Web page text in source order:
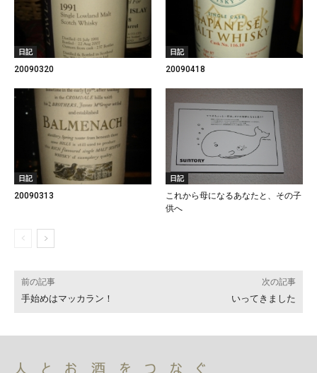
日記
20090320
日記
20090418
日記
20090313
日記
これから母になるあなたと、その子
供へ
前の記事
手始めはマッカラン！
次の記事
いってきました